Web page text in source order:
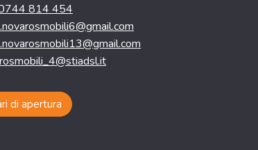
814 454
di apertura